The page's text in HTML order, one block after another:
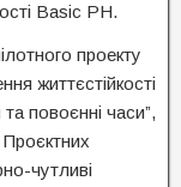
Basic PH.
проекту
життєстійкості
повоєнні часи”,
чутливі